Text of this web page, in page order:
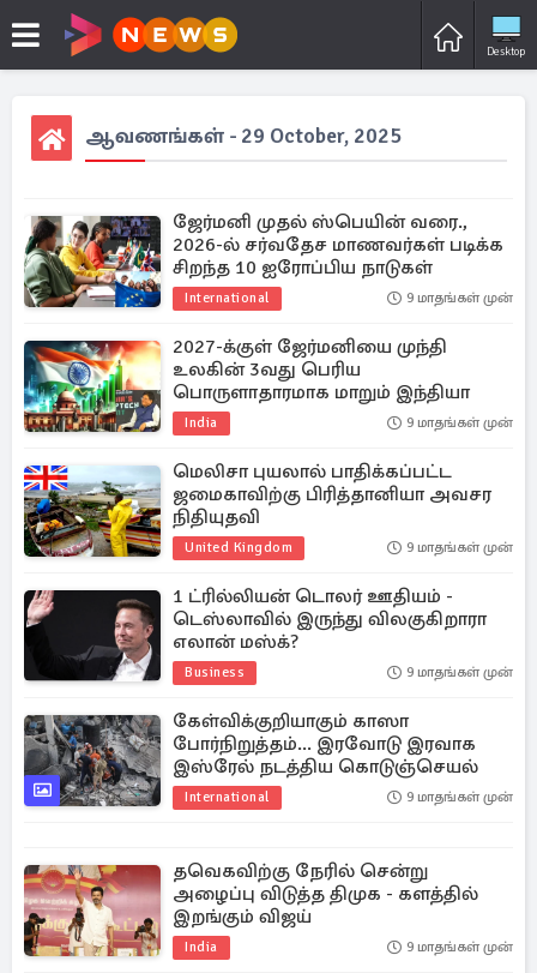
Desktop
ஆவணங்கள் - 29 October, 2025
ஜேர்மனி முதல் ஸ்பெயின் வரை.,
2026-ல் சர்வதேச மாணவர்கள் படிக்க
சிறந்த 10 ஐரோப்பிய நாடுகள்
International 9 மாதங்கள் முன்
2027-க்குள் ஜேர்மனியை முந்தி
உலகின் 3வது பெரிய
பொருளாதாரமாக மாறும் இந்தியா
India 9 மாதங்கள் முன்
மெலிசா புயலால் பாதிக்கப்பட்ட
ஜமைகாவிற்கு பிரித்தானியா அவசர
நிதியுதவி
United Kingdom 9 மாதங்கள் முன்
1 ட்ரில்லியன் டொலர் ஊதியம் -
டெஸ்லாவில் இருந்து விலகுகிறாரா
எலான் மஸ்க்?
Business 9 மாதங்கள் முன்
கேள்விக்குறியாகும் காஸா
போர்நிறுத்தம்... இரவோடு இரவாக
இஸ்ரேல் நடத்திய கொடுஞ்செயல்
International 9 மாதங்கள் முன்
தவெகவிற்கு நேரில் சென்று
அழைப்பு விடுத்த திமுக - களத்தில்
இறங்கும் விஜய்
India 9 மாதங்கள் முன்